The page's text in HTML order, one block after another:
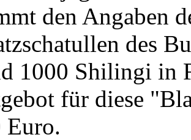
den Angaben
des
1000 Shilingi in
für diese
Euro.